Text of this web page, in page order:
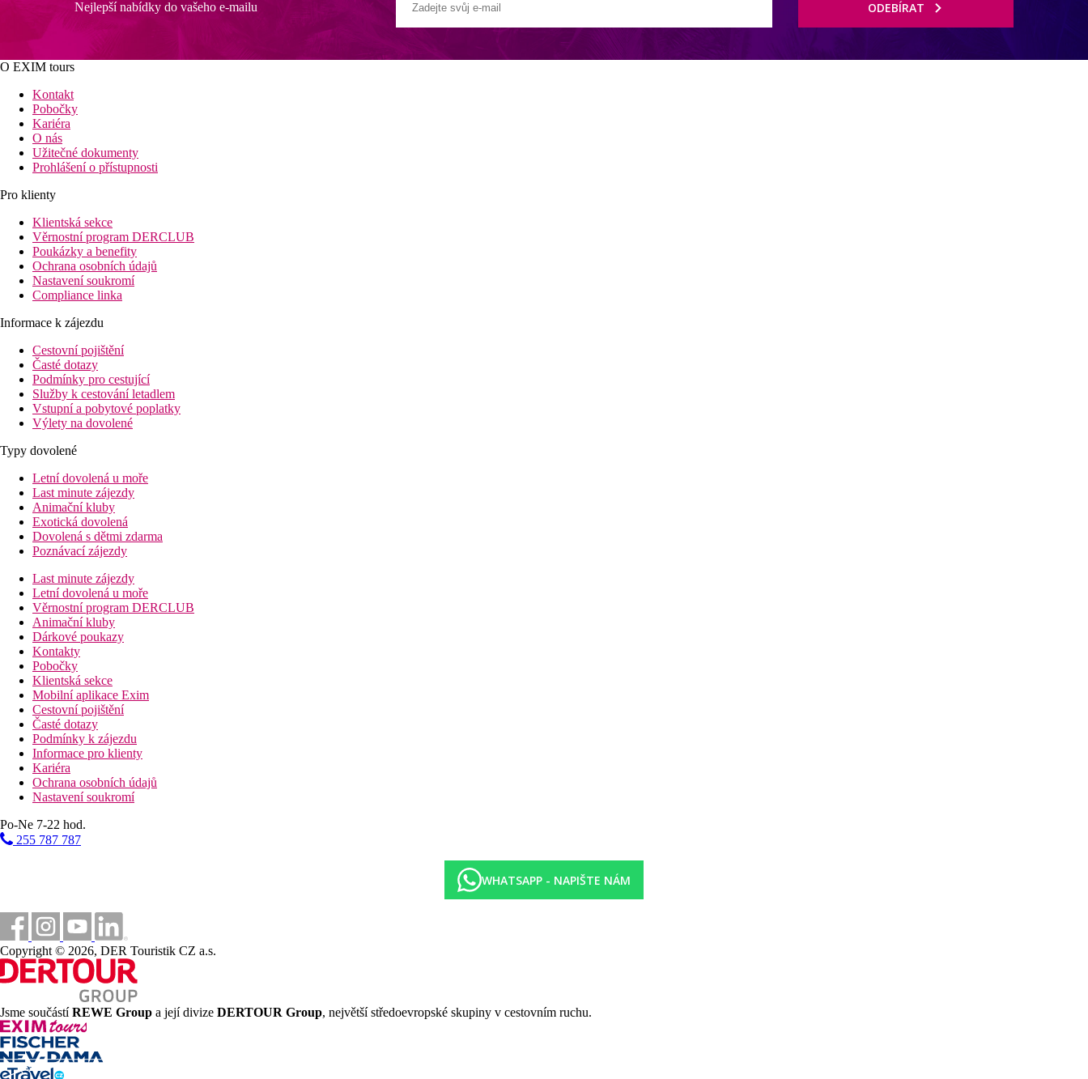
Nejlepší nabídky do vašeho e-mailu ODEBÍRAT
O EXIM tours
Kontakt
Pobočky
Kariéra
O nás
Užitečné dokumenty
Prohlášení o přístupnosti
Pro klienty
Klientská sekce
Věrnostní program DERCLUB
Poukázky a benefity
Ochrana osobních údajů
Nastavení soukromí
Compliance linka
Informace k zájezdu
Cestovní pojištění
Časté dotazy
Podmínky pro cestující
Služby k cestování letadlem
Vstupní a pobytové poplatky
Výlety na dovolené
Typy dovolené
Letní dovolená u moře
Last minute zájezdy
Animační kluby
Exotická dovolená
Dovolená s dětmi zdarma
Poznávací zájezdy
Last minute zájezdy
Letní dovolená u moře
Věrnostní program DERCLUB
Animační kluby
Dárkové poukazy
Kontakty
Pobočky
Klientská sekce
Mobilní aplikace Exim
Cestovní pojištění
Časté dotazy
Podmínky k zájezdu
Informace pro klienty
Kariéra
Ochrana osobních údajů
Nastavení soukromí
Po-Ne 7-22 hod.
255 787 787
WHATSAPP - NAPIŠTE NÁM
Copyright © 2026, DER Touristik CZ a.s.
Jsme součástíREWE Group a její divize DERTOUR Group, největší středoevropské skupiny v cestovním ruchu.